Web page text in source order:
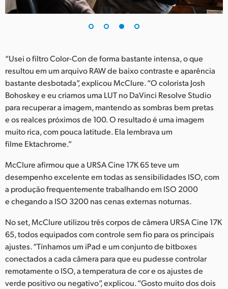
“Usei o filtro Color-Con de forma bastante intensa, o que
resultou em um arquivo RAW de baixo contraste e aparência
bastante desbotada”, explicou McClure. “O colorista Josh
Bohoskey e eu criamos uma LUT no DaVinci Resolve Studio
para recuperar a imagem, mantendo as sombras bem pretas
e os realces próximos de 100. O resultado é uma imagem
muito rica, com pouca latitude. Ela lembrava um
filme Ektachrome.”
McClure afirmou que a URSA Cine 17K 65 teve um
desempenho excelente em todas as sensibilidades ISO, com
a produção frequentemente trabalhando em ISO 2000
e chegando a ISO 3200 nas cenas externas noturnas.
No set, McClure utilizou três corpos de câmera URSA Cine 17K
65, todos equipados com controle sem fio para os principais
ajustes. “Tínhamos um iPad e um conjunto de bitboxes
conectados a cada câmera para que eu pudesse controlar
remotamente o ISO, a temperatura de cor e os ajustes de
verde positivo ou negativo”, explicou. “Gosto muito dos dois